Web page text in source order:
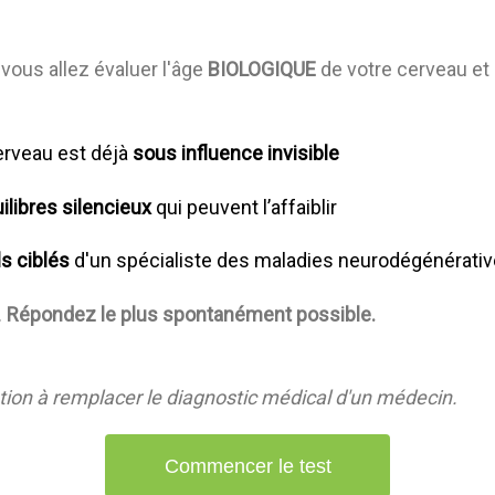
allez évaluer l'âge BIOLOGIQUE de votre cerveau et
est déjà sous influence invisible
silencieuxqui peuvent l’affaiblir
ciblés d'un spécialiste des maladies
Répondez le plus spontanément possible.
à remplacer le diagnostic médical d'un médecin.
Commencer le test